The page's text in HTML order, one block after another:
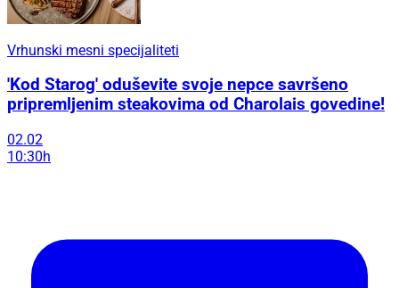
Vrhunski mesni specijaliteti
'Kod Starog' oduševite svoje nepce savršeno
pripremljenim steakovima od Charolais govedine!
02.02
10:30h